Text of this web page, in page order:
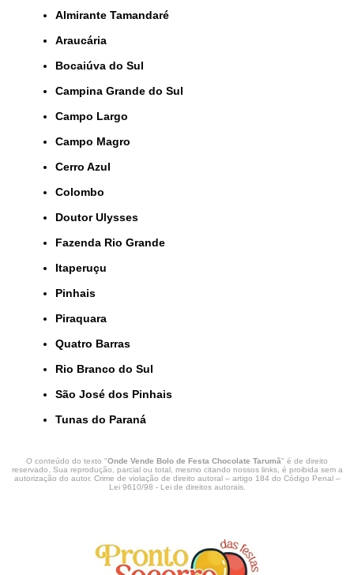
Almirante Tamandaré
Araucária
Bocaiúva do Sul
Campina Grande do Sul
Campo Largo
Campo Magro
Cerro Azul
Colombo
Doutor Ulysses
Fazenda Rio Grande
Itaperuçu
Pinhais
Piraquara
Quatro Barras
Rio Branco do Sul
São José dos Pinhais
Tunas do Paraná
O conteúdo do texto "Onde Vende Bolo de Festa Chocolate Tarumã" é de direito
reservado. Sua reprodução, parcial ou total, mesmo citando nossos links, é proibida sem a
autorização do autor. Crime de violação de direito autoral – artigo 184 do Código Penal –
Lei 9610/98 - Lei de direitos autorais.